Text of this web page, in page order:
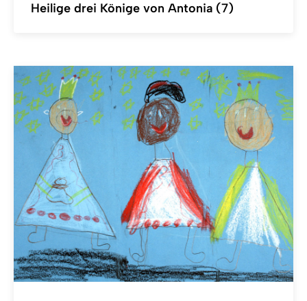
Heilige drei Könige von Antonia (7)